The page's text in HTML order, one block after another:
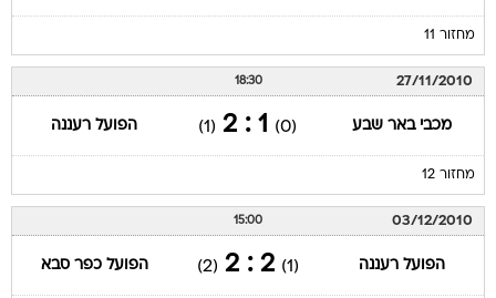
מחזור 11
27/11/2010
18:30
מכבי באר שבע (0)
1 : 2
(1) הפועל רעננה
מחזור 12
03/12/2010
15:00
הפועל רעננה (1)
2 : 2
(2) הפועל כפר סבא